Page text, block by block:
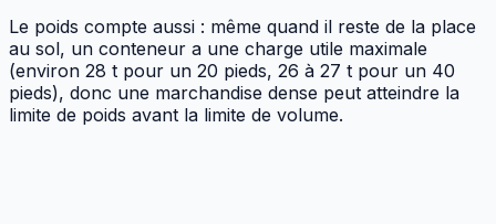
Le poids compte aussi : même quand il reste de la place
au sol, un conteneur a une charge utile maximale
(environ 28 t pour un 20 pieds, 26 à 27 t pour un 40
pieds), donc une marchandise dense peut atteindre la
limite de poids avant la limite de volume.